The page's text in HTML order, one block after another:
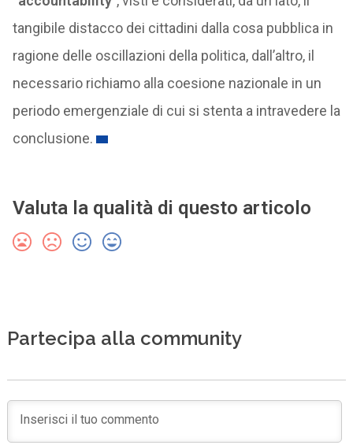
tangibile distacco dei cittadini dalla cosa pubblica in
ragione delle oscillazioni della politica, dall’altro, il
necessario richiamo alla coesione nazionale in un
periodo emergenziale di cui si stenta a intravedere la
conclusione.
Valuta la qualità di questo articolo
Partecipa alla community